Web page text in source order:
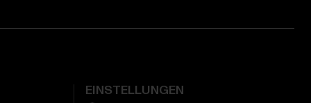
EINSTELLUNGEN